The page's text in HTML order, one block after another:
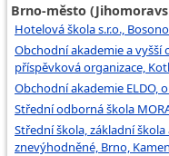
Brno-město
Hotelová škola s.r.o.,
Obchodní akademie a vyšší
příspěvková organizace,
Obchodní akademie ELDO,
Střední odborná škola
Střední škola, základní
znevýhodněné, Brno,